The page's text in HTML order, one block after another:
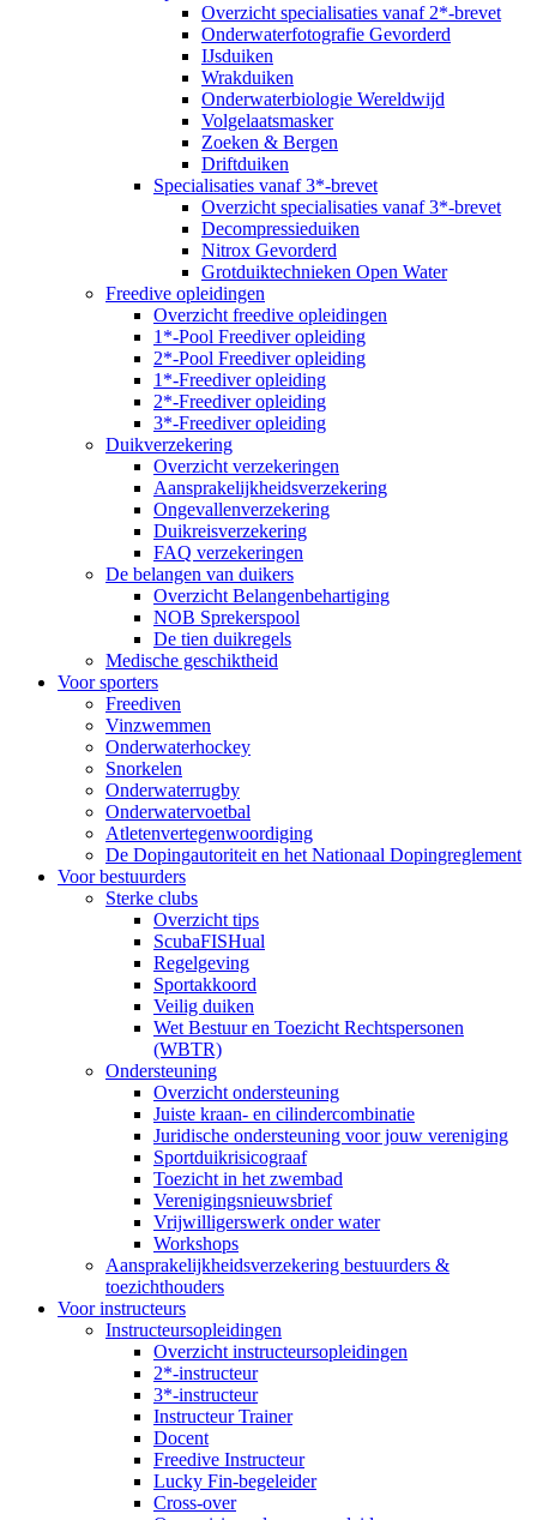
Overzicht specialisaties vanaf 2*-brevet
Onderwaterfotografie Gevorderd
IJsduiken
Wrakduiken
Onderwaterbiologie Wereldwijd
Volgelaatsmasker
Zoeken & Bergen
Driftduiken
Specialisaties vanaf 3*-brevet
Overzicht specialisaties vanaf 3*-brevet
Decompressieduiken
Nitrox Gevorderd
Grotduiktechnieken Open Water
Freedive opleidingen
Overzicht freedive opleidingen
1*-Pool Freediver opleiding
2*-Pool Freediver opleiding
1*-Freediver opleiding
2*-Freediver opleiding
3*-Freediver opleiding
Duikverzekering
Overzicht verzekeringen
Aansprakelijkheidsverzekering
Ongevallenverzekering
Duikreisverzekering
FAQ verzekeringen
De belangen van duikers
Overzicht Belangenbehartiging
NOB Sprekerspool
De tien duikregels
Medische geschiktheid
Voor sporters
Freediven
Vinzwemmen
Onderwaterhockey
Snorkelen
Onderwaterrugby
Onderwatervoetbal
Atletenvertegenwoordiging
De Dopingautoriteit en het Nationaal Dopingreglement
Voor bestuurders
Sterke clubs
Overzicht tips
ScubaFISHual
Regelgeving
Sportakkoord
Veilig duiken
Wet Bestuur en Toezicht Rechtspersonen
(WBTR)
Ondersteuning
Overzicht ondersteuning
Juiste kraan- en cilindercombinatie
Juridische ondersteuning voor jouw vereniging
Sportduikrisicograaf
Toezicht in het zwembad
Verenigingsnieuwsbrief
Vrijwilligerswerk onder water
Workshops
Aansprakelijkheidsverzekering bestuurders &
toezichthouders
Voor instructeurs
Instructeursopleidingen
Overzicht instructeursopleidingen
2*-instructeur
3*-instructeur
Instructeur Trainer
Docent
Freedive Instructeur
Lucky Fin-begeleider
Cross-over